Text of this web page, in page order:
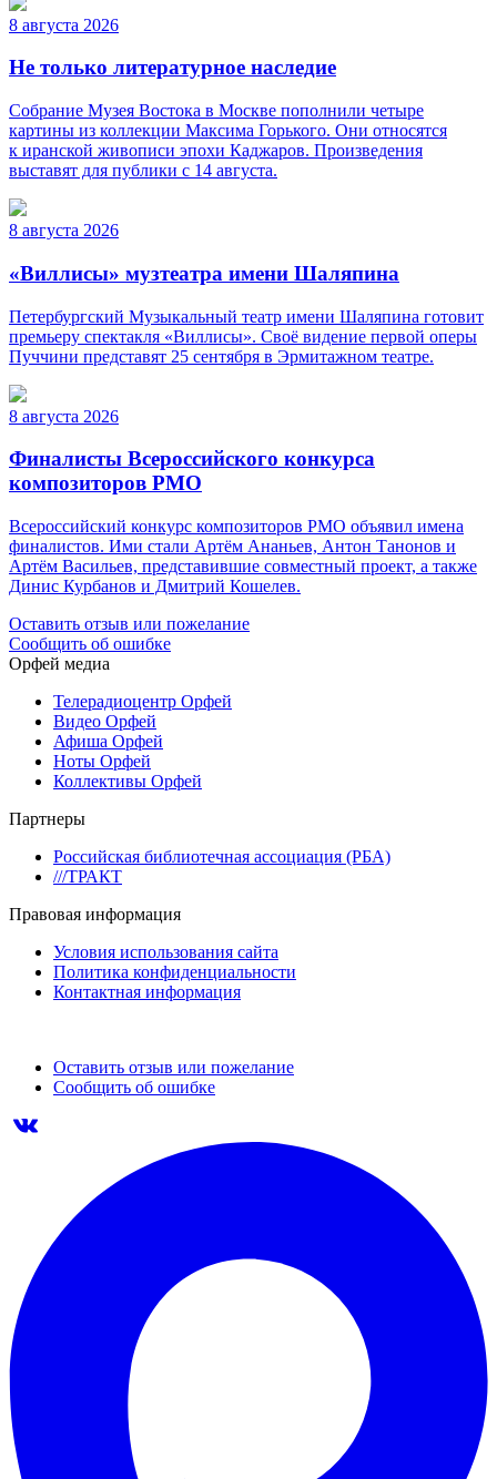
8 августа 2026
Не только литературное наследие
Собрание Музея Востока в Москве пополнили четыре
картины из коллекции Максима Горького. Они относятся
к иранской живописи эпохи Каджаров. Произведения
выставят для публики с 14 августа.
8 августа 2026
«Виллисы» музтеатра имени Шаляпина
Петербургский Музыкальный театр имени Шаляпина готовит
премьеру спектакля «Виллисы». Своё видение первой оперы
Пуччини представят 25 сентября в Эрмитажном театре.
8 августа 2026
Финалисты Всероссийского конкурса
композиторов РМО
Всероссийский конкурс композиторов РМО объявил имена
финалистов. Ими стали Артём Ананьев, Антон Танонов и
Артём Васильев, представившие совместный проект, а также
Динис Курбанов и Дмитрий Кошелев.
Оставить отзыв или пожелание
Сообщить об ошибке
Орфей медиа
Телерадиоцентр Орфей
Видео Орфей
Афиша Орфей
Ноты Орфей
Коллективы Орфей
Партнеры
Российская библиотечная ассоциация (РБА)
///ТРАКТ
Правовая информация
Условия использования сайта
Политика конфиденциальности
Контактная информация
Оставить отзыв или пожелание
Сообщить об ошибке